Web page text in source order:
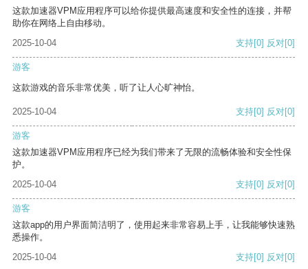
这款加速器VPM应用程序可以给你提供最高速度和安全性的连接，并帮
助你在网络上自由移动。
2025-10-04
支持[0] 反对[0]
游客
这款游戏的音乐非常优美，听了让人心旷神怡。
2025-10-04 支持[0] 反对[0]
游客
这款加速器VPM应用程序已经为我们带来了无限的流畅体验和安全性保
护。
2025-10-04
支持[0] 反对[0]
游客
这款app的用户界面简洁明了，使用起来非常容易上手，让我能够快速熟
悉操作。
2025-10-04
支持[0] 反对[0]